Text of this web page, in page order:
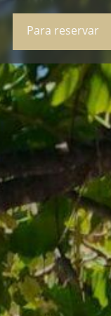
Para reservar